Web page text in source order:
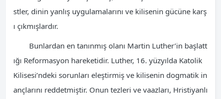
stler, dinin yanlış uygulamalarını ve kilisenin gücüne karş
ı çıkmışlardır.
Bunlardan en tanınmış olanı Martin Luther’in başlatt
ığı Reformasyon hareketidir. Luther, 16. yüzyılda Katolik
Kilisesi’ndeki sorunları eleştirmiş ve kilisenin dogmatik in
ançlarını reddetmiştir. Onun tezleri ve vaazları, Hristiyanlı